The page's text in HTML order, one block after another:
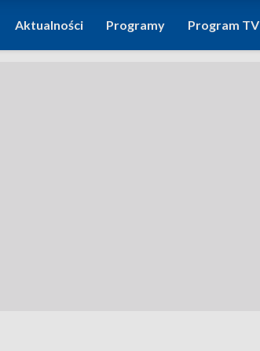
Aktualności Programy Program TV